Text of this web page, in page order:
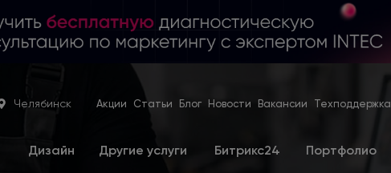
Челябинск Акции Статьи Блог Новости Вакансии Техподдержка
Дизайн Другие услуги Битрикс24 Портфолио